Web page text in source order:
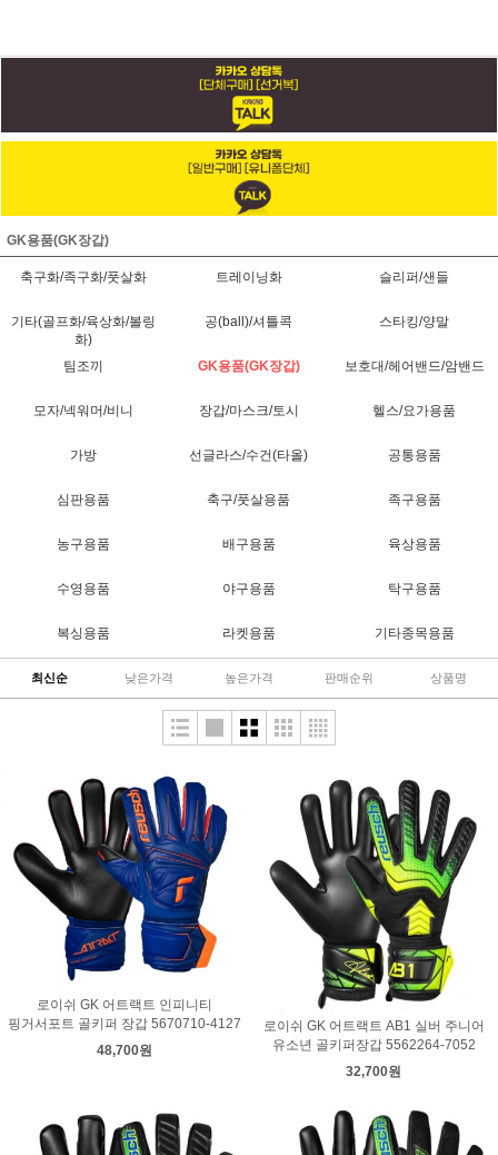
GK용품(GK장갑)
축구화/족구화/풋살화 트레이닝화 슬리퍼/샌들
기타(골프화/육상화/볼링
화)
공(ball)/셔틀콕 스타킹/양말
팀조끼 GK용품(GK장갑) 보호대/헤어밴드/암밴드
모자/넥워머/비니 장갑/마스크/토시 헬스/요가용품
가방 선글라스/수건(타올) 공통용품
심판용품 축구/풋살용품 족구용품
농구용품 배구용품 육상용품
수영용품 야구용품 탁구용품
복싱용품 라켓용품 기타종목용품
최신순 낮은가격 높은가격 판매순위 상품명
로이쉬 GK 어트랙트 인피니티
핑거서포트 골키퍼 장갑 5670710-4127
48,700원
로이쉬 GK 어트랙트 AB1 실버 주니어
유소년 골키퍼장갑 5562264-7052
32,700원